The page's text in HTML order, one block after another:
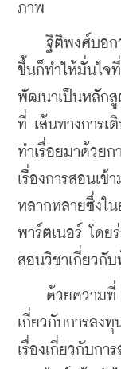
ภาพ
ฐิติพงศ์บอกว่า
ขึ้นก็ทำให้มั่นใจ
พัฒนาเป็นหลักสู
ที่ เส้นทางการเ
ทำเรื่อยมาด้วยก
เรื่องการสอนเข้
หลากหลายซึ่งใน
พาร์ตเนอร์ โดย
สอนวิชาเกี่ยวกั
ด้วยความที่
เกี่ยวกับการลง
เรื่องเกี่ยวกับกา